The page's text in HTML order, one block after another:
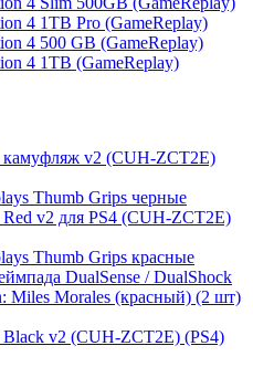
4 1TB Pro (GameReplay)
4 500 GB (GameReplay)
4 1TB (GameReplay)
камуфляж v2 (CUH-ZCT2E)
Thumb Grips черные
v2 для PS4 (CUH-ZCT2E)
Thumb Grips красные
DualSense / DualShock
Miles Morales (красный) (2 шт)
v2 (CUH-ZCT2E) (PS4)